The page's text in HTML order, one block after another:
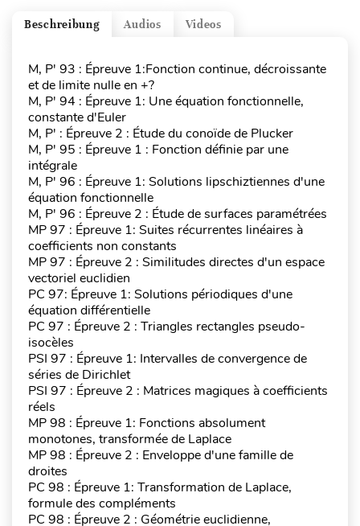
Videos
Audios
Beschreibung
M, P' 93 : Épreuve 1:Fonction continue, décroissante
et de limite nulle en +?
M, P' 94 : Épreuve 1: Une équation fonctionnelle,
constante d'Euler
M, P' : Épreuve 2 : Étude du conoïde de Plucker
M, P' 95 : Épreuve 1 : Fonction définie par une
intégrale
M, P' 96 : Épreuve 1: Solutions lipschiztiennes d'une
équation fonctionnelle
M, P' 96 : Épreuve 2 : Étude de surfaces paramétrées
MP 97 : Épreuve 1: Suites récurrentes linéaires à
coefficients non constants
MP 97 : Épreuve 2 : Similitudes directes d'un espace
vectoriel euclidien
PC 97: Épreuve 1: Solutions périodiques d'une
équation différentielle
PC 97 : Épreuve 2 : Triangles rectangles pseudo-
isocèles
PSI 97 : Épreuve 1: Intervalles de convergence de
séries de Dirichlet
PSI 97 : Épreuve 2 : Matrices magiques à coefficients
réels
MP 98 : Épreuve 1: Fonctions absolument
monotones, transformée de Laplace
MP 98 : Épreuve 2 : Enveloppe d'une famille de
droites
PC 98 : Épreuve 1: Transformation de Laplace,
formule des compléments
PC 98 : Épreuve 2 : Géométrie euclidienne,